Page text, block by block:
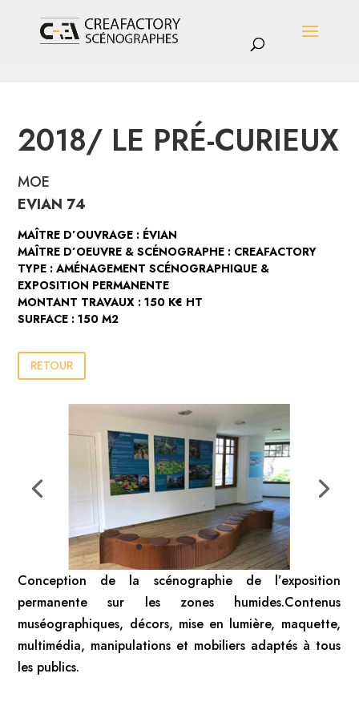
2018/ LE PRÉ-CURIEUX
MOE
EVIAN 74
MAÎTRE D’OUVRAGE : ÉVIAN
MAÎTRE D’OEUVRE & SCÉNOGRAPHE : CREAFACTORY
TYPE : AMÉNAGEMENT SCÉNOGRAPHIQUE &
EXPOSITION PERMANENTE
MONTANT TRAVAUX : 150 K€ HT
SURFACE : 150 M2
RETOUR
Conception de la scénographie de l’exposition
permanente sur les zones humides.Contenus
muséographiques, décors, mise en lumière, maquette,
multimédia, manipulations et mobiliers adaptés à tous
les publics.